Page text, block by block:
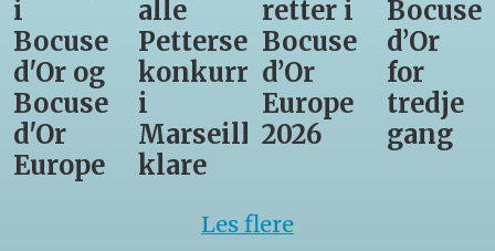
i
Bocuse
d'Or og
Bocuse
d'Or
Europe
alle
Pettersens
konkurrenter
i
Marseille
klare
retter i
Bocuse
d’Or
Europe
2026
Bocuse
d’Or
for
tredje
gang
Les flere